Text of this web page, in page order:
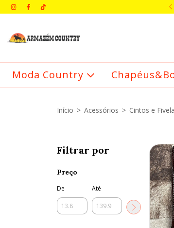
COMPRA: BEMVINDO
Moda Country
Início > Acessórios > Cintos e
Filtrar por
Preço
De Até